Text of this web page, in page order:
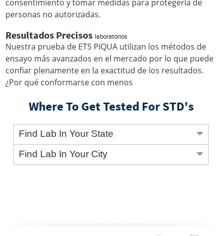
consentimiento y tomar medidas para protegerla de
personas no autorizadas.
Resultados Precisos laboratorios
Nuestra prueba de ETS PIQUA utilizan los métodos de
ensayo más avanzados en el mercado por lo que puede
confiar plenamente en la exactitud de los resultados.
¿Por qué conformarse con menos
Where To Get Tested For STD's
Find Lab In Your State
Find Lab In Your City